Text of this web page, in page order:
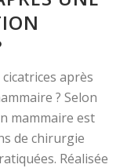
après
? Selon
mammaire est
de chirurgie
Réalisée